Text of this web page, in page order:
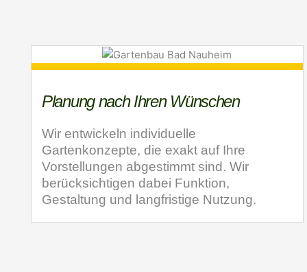
Planung nach Ihren Wünschen
Wir entwickeln individuelle
Gartenkonzepte, die exakt auf Ihre
Vorstellungen abgestimmt sind. Wir
berücksichtigen dabei Funktion,
Gestaltung und langfristige Nutzung.